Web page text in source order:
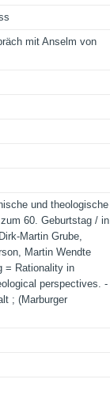
mit Anselm von
und theologische
60. Geburtstag / in
Martin Grube,
Martin Wendte
= Rationality in
perspectives. -
; (Marburger